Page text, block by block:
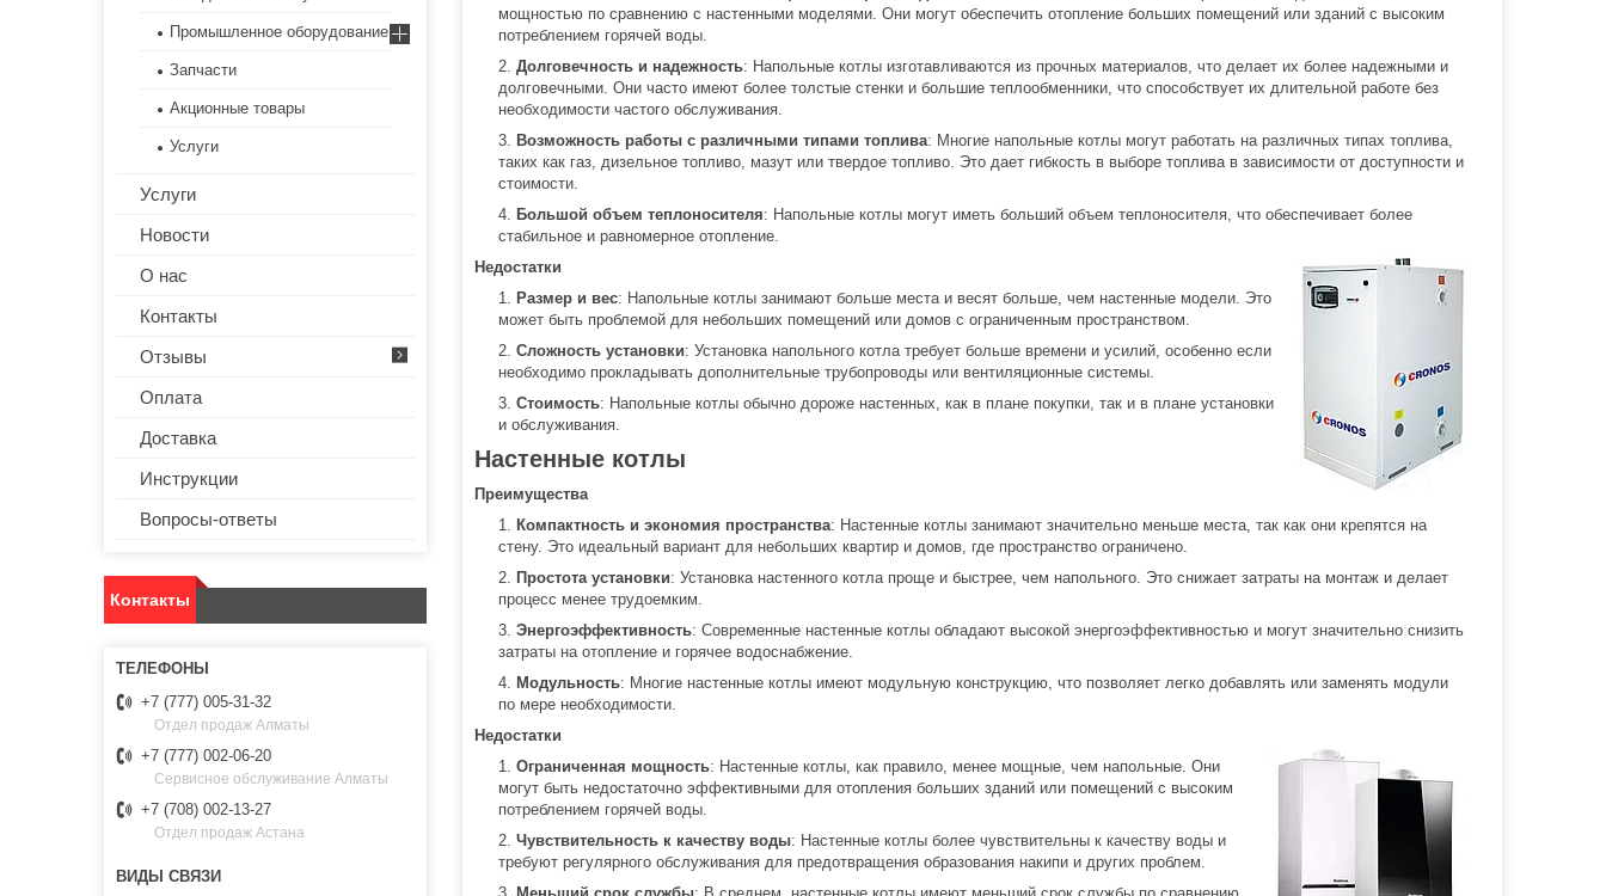
мощностью по сравнению с настенными моделями. Они могут обеспечить отопление больших помещений или зданий с высоким
потреблением горячей воды.
Долговечность и надежность: Напольные котлы изготавливаются из прочных материалов, что делает их более надежными и
долговечными. Они часто имеют более толстые стенки и большие теплообменники, что способствует их длительной работе без
необходимости частого обслуживания.
Возможность работы с различными типами топлива: Многие напольные котлы могут работать на различных типах топлива,
таких как газ, дизельное топливо, мазут или твердое топливо. Это дает гибкость в выборе топлива в зависимости от доступности и
стоимости.
Большой объем теплоносителя: Напольные котлы могут иметь больший объем теплоносителя, что обеспечивает более
стабильное и равномерное отопление.
Недостатки
Размер и вес: Напольные котлы занимают больше места и весят больше, чем настенные модели. Это
может быть проблемой для небольших помещений или домов с ограниченным пространством.
Сложность установки: Установка напольного котла требует больше времени и усилий, особенно если
необходимо прокладывать дополнительные трубопроводы или вентиляционные системы.
Стоимость: Напольные котлы обычно дороже настенных, как в плане покупки, так и в плане установки
и обслуживания.
Настенные котлы
Преимущества
Компактность и экономия пространства: Настенные котлы занимают значительно меньше места, так как они крепятся на
стену. Это идеальный вариант для небольших квартир и домов, где пространство ограничено.
Простота установки: Установка настенного котла проще и быстрее, чем напольного. Это снижает затраты на монтаж и делает
процесс менее трудоемким.
Энергоэффективность: Современные настенные котлы обладают высокой энергоэффективностью и могут значительно снизить
затраты на отопление и горячее водоснабжение.
Модульность: Многие настенные котлы имеют модульную конструкцию, что позволяет легко добавлять или заменять модули
по мере необходимости.
Недостатки
Ограниченная мощность: Настенные котлы, как правило, менее мощные, чем напольные. Они
могут быть недостаточно эффективными для отопления больших зданий или помещений с высоким
потреблением горячей воды.
Чувствительность к качеству воды: Настенные котлы более чувствительны к качеству воды и
требуют регулярного обслуживания для предотвращения образования накипи и других проблем.
Промышленное оборудование
Запчасти
Акционные товары
Услуги
Услуги
Новости
О нас
Контакты
Отзывы
Оплата
Доставка
Инструкции
Вопросы-ответы
Контакты
+7 (777) 005-31-32
Отдел продаж Алматы
+7 (777) 002-06-20
Сервисное обслуживание Алматы
+7 (708) 002-13-27
Отдел продаж Астана